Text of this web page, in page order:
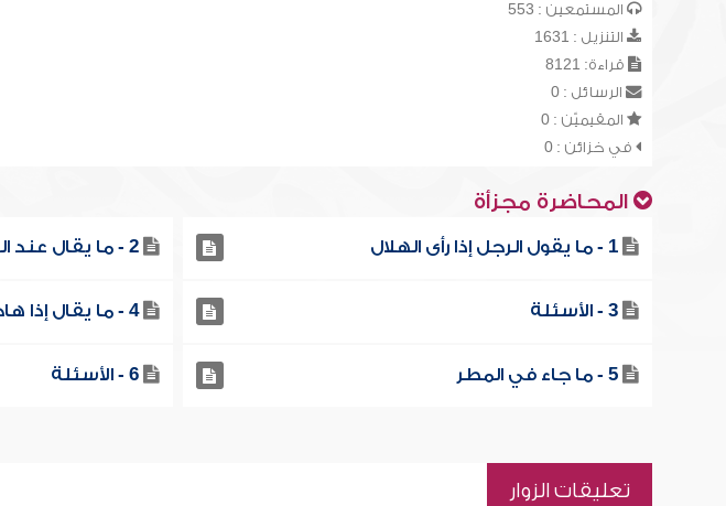
المستمعين : 553
التنزيل : 1631
قراءة: 8121
الرسائل : 0
المقيميّن : 0
في خزائن : 0
المحاضرة مجزأة
1 - ما يقول الرجل إذا رأى الهلال 2 - ما يقال عند الخروج من البيت
3 - الأسئلة 4 - ما يقال إذا هاجت الريح
5 - ما جاء في المطر 6 - الأسئلة
تعليقات الزوار